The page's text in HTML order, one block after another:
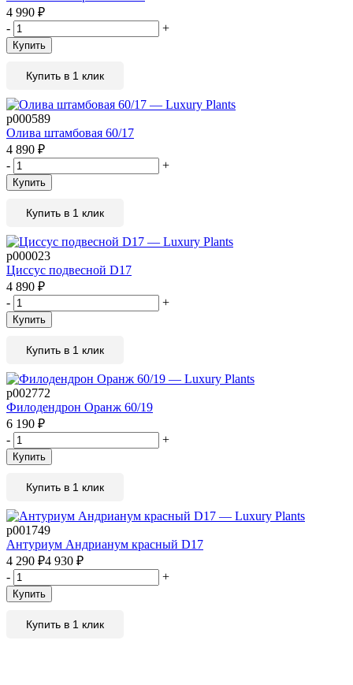
4 990 ₽
-
+
Купить
Купить в 1 клик
р000589
Олива штамбовая 60/17
4 890 ₽
-
+
Купить
Купить в 1 клик
р000023
Циссус подвесной D17
4 890 ₽
-
+
Купить
Купить в 1 клик
р002772
Филодендрон Оранж 60/19
6 190 ₽
-
+
Купить
Купить в 1 клик
р001749
Антуриум Андрианум красный D17
4 290 ₽4 930 ₽
-
+
Купить
Купить в 1 клик